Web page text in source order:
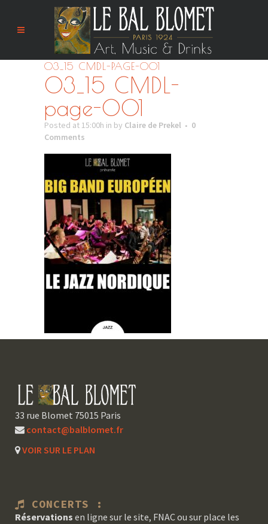
03_15 CMDL-PAGE-001
03_15 CMDL-
page-001
Posted at 15:00h in by Claire de Prekel
0
Comments
33 rue Blomet 75015 Paris
contact@balblomet.fr
VOIR SUR LE PLAN
CONCERTS :
Réservations en ligne sur le site, FNAC ou sur place les